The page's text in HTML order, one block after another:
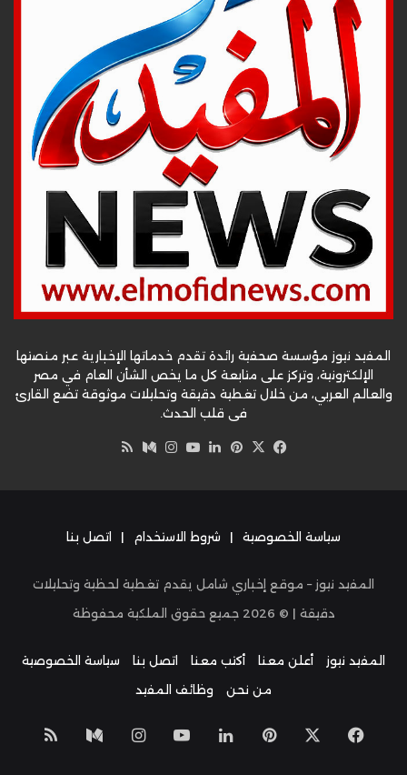
المفيد نيوز مؤسسة صحفية رائدة تقدم خدماتها الإخبارية عبر منصتها
الإلكترونية، وتركز على متابعة كل ما يخص الشأن العام في مصر
والعالم العربي، من خلال تغطية دقيقة وتحليلات موثوقة تضع القارئ
في قلب الحدث.
فيسبوك
‫X بينتيريست
لينكدإن‫YouTube
انستقرام
وسط
سياسة الخصوصية | شروط الاستخدام | اتصل بنا
المفيد نيوز – موقع إخباري شامل يقدم تغطية لحظية وتحليلات
دقيقة | © 2026 جميع حقوق الملكية محفوظة
المفيد نيوز أعلن معنا أكتب معنا اتصل بنا
سياسة الخصوصية
من نحن
وظائف المفيد
فيسبوك بينتيريست
لينكدإن‫YouTube
انستقراموسط